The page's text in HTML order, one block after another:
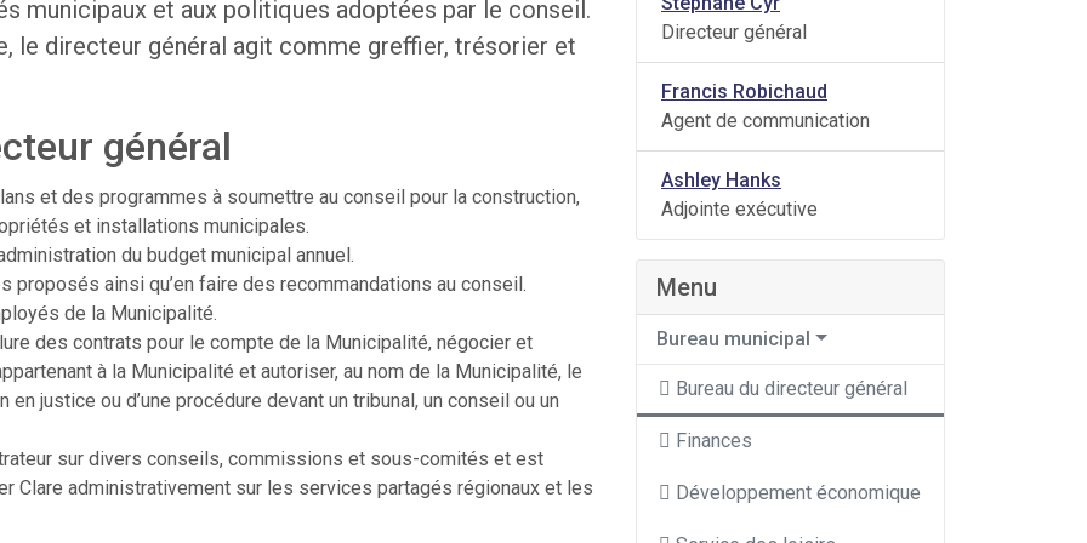
municipaux et aux politiques adoptées par le conseil.
le directeur général agit comme greffier, trésorier et
général
et des programmes à soumettre au conseil pour la construction,
et installations municipales.
du budget municipal annuel.
ainsi qu’en faire des recommandations au conseil.
de la Municipalité.
des contrats pour le compte de la Municipalité, négocier et
à la Municipalité et autoriser, au nom de la Municipalité, le
justice ou d’une procédure devant un tribunal, un conseil ou un
sur divers conseils, commissions et sous-comités et est
Clare administrativement sur les services partagés régionaux et les
Directeur général
Francis Robichaud
Agent de communication
Ashley Hanks
Adjointe exécutive
Menu
Bureau municipal
Bureau du directeur général
Finances
Développement économique